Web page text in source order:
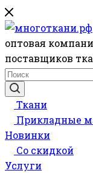
оптовая
поставщиков
Ткани
Прикладные
Новинки
Со скидкой
Услуги